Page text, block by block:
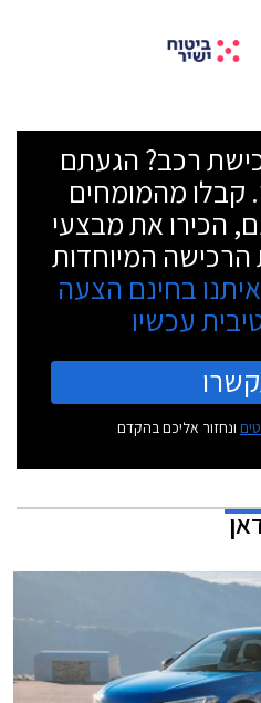
רכב? הגעתם
קבלו מהמומחים
הכירו את מבצעי
הרכישה המיוחדות
בחינם הצעה
עכשיו
ונחזור אליכם בהקדם